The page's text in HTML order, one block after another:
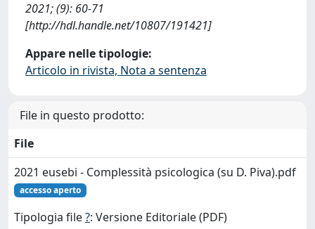
2021; (9): 60-71
[http://hdl.handle.net/10807/191421]
Appare nelle tipologie:
Articolo in rivista, Nota a sentenza
File in questo prodotto:
File
2021 eusebi - Complessità psicologica (su D. Piva).pdf
accesso aperto
Tipologia file?: Versione Editoriale (PDF)